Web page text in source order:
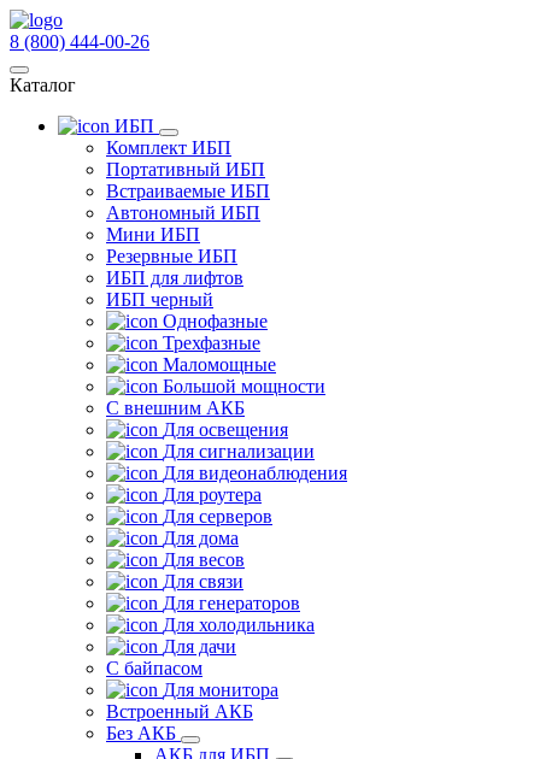
8 (800) 444-00-26
Каталог
ИБП
Комплект ИБП
Портативный ИБП
Встраиваемые ИБП
Автономный ИБП
Мини ИБП
Резервные ИБП
ИБП для лифтов
ИБП черный
Однофазные
Трехфазные
Маломощные
Большой мощности
С внешним АКБ
Для освещения
Для сигнализации
Для видеонаблюдения
Для роутера
Для серверов
Для дома
Для весов
Для связи
Для генераторов
Для холодильника
Для дачи
С байпасом
Для монитора
Встроенный АКБ
Без АКБ
АКБ для ИБП